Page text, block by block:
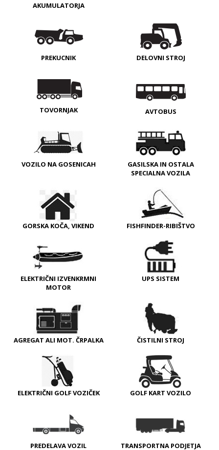
AKUMULATORJA
PREKUCNIK DELOVNI STROJ
TOVORNJAK AVTOBUS
VOZILO NA GOSENICAH
GASILSKA IN OSTALA
SPECIALNA VOZILA
GORSKA KOČA, VIKEND FISHFINDER-RIBIŠTVO
ELEKTRIČNI IZVENKRMNI
MOTOR
UPS SISTEM
AGREGAT ALI MOT. ČRPALKA ČISTILNI STROJ
ELEKTRIČNI GOLF VOZIČEK GOLF KART VOZILO
PREDELAVA VOZIL TRANSPORTNA PODJETJA